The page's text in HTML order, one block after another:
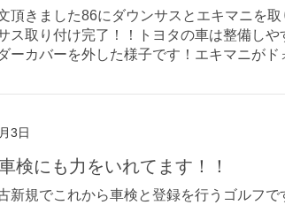
頂きました86にダウンサスとエキマニを取
ス取り付け完了！！トヨタの車は整備しや
ーカバーを外した様子です！エキマニが
3日
検にも力をいれてます！！
新規でこれから車検と登録を行うゴルフ